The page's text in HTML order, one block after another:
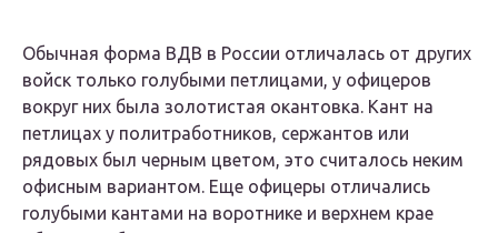
Обычная форма ВДВ в России отличалась от других
войск только голубыми петлицами, у офицеров
вокруг них была золотистая окантовка. Кант на
петлицах у политработников, сержантов или
рядовых был черным цветом, это считалось неким
офисным вариантом. Еще офицеры отличались
голубыми кантами на воротнике и верхнем крае